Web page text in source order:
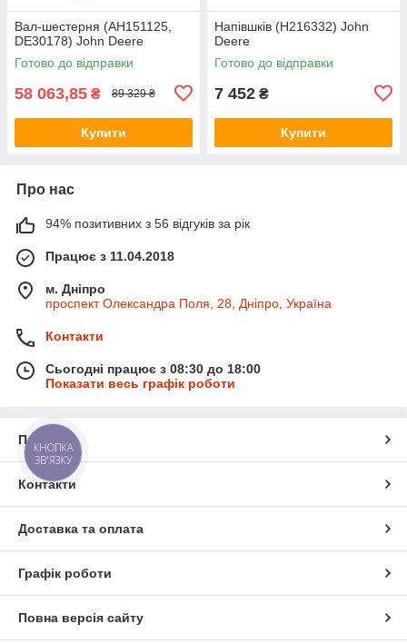
Вал-шестерня (AH151125,
DE30178) John Deere
Готово до відправки
58 063,85 ₴ 89 329 ₴
Купити
Напівшків (H216332) John
Deere
Готово до відправки
7 452 ₴
Купити
Про нас
94% позитивних з 56 відгуків за рік
Працює з 11.04.2018
м. Дніпро
проспект Олександра Поля, 28, Дніпро, Україна
Контакти
Сьогодні працює з 08:30 до 18:00
Показати весь графік роботи
Про нас
Контакти
Доставка та оплата
Графік роботи
Повна версія сайту
КНОПКА
ЗВ'ЯЗКУ